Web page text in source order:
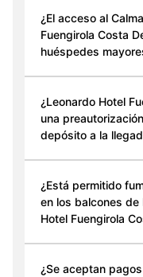
¿El acceso al
Fuengirola Costa
huéspedes
¿Leonardo Hotel
una
depósito a la
¿Está permitido
en los balcones
Hotel Fuengirola
¿Se aceptan